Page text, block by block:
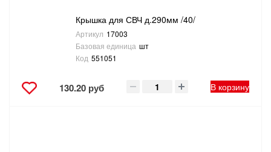
Крышка для СВЧ д.290мм /40/
Артикул 17003
Базовая единица шт
Код 551051
130.20 руб В корзину